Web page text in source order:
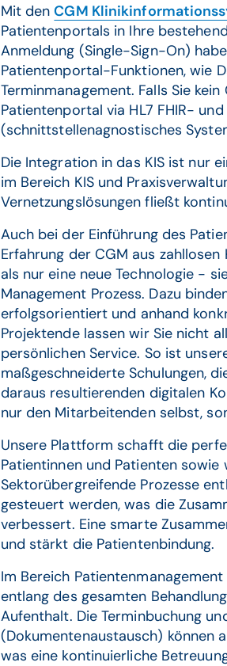
Mit denCGM
Patientenportals in Ihre
Anmeldung (Single-Sign-On)
Patientenportal-Funktionen, wie
Terminmanagement. Falls Sie
Patientenportal via HL7 FHIR-
(schnittstellenagnostisches
Die Integration in das KIS ist nur
im Bereich KIS und
Vernetzungslösungen fließt
Auch bei der Einführung des
Erfahrung der CGM aus
als nur eine neue Technologie -
Management Prozess. Dazu
erfolgsorientiert und anhand
Projektende lassen wir Sie nicht
persönlichen Service. So ist
maßgeschneiderte Schulungen,
daraus resultierenden digitalen
nur den Mitarbeitenden selbst,
Unsere Plattform schafft die
Patientinnen und Patienten
Sektorübergreifende Prozesse
gesteuert werden, was die
verbessert. Eine smarte
und stärkt die Patientenbindung.
Im Bereich
entlang des gesamten
Aufenthalt. Die Terminbuchung
(Dokumentenaustausch) können
was eine kontinuierliche